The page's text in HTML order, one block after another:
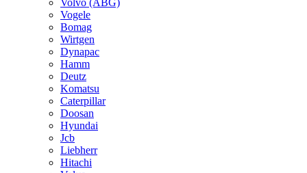
Volvo (ABG)
Vogele
Bomag
Wirtgen
Dynapac
Hamm
Deutz
Komatsu
Caterpillar
Doosan
Hyundai
Jcb
Liebherr
Hitachi